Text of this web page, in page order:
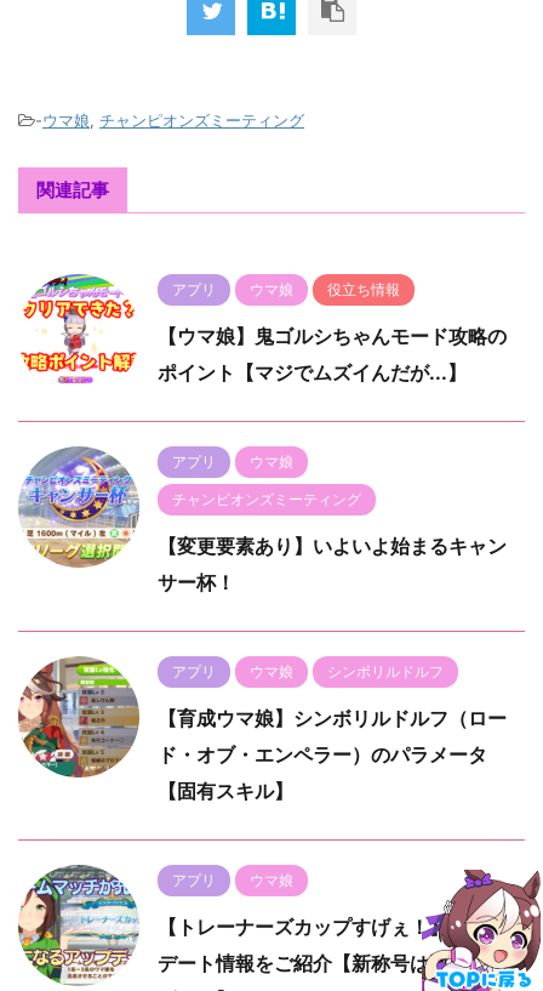
-ウマ娘, チャンピオンズミーティング
関連記事
アプリ ウマ娘 役立ち情報
【ウマ娘】鬼ゴルシちゃんモード攻略の
ポイント【マジでムズイんだが...】
アプリ ウマ娘
チャンピオンズミーティング
【変更要素あり】いよいよ始まるキャン
サー杯！
アプリ ウマ娘 シンボリルドルフ
【育成ウマ娘】シンボリルドルフ（ロー
ド・オブ・エンペラー）のパラメータ
【固有スキル】
アプリ ウマ娘
【トレーナーズカップすげぇ！】アップ
デート情報をご紹介【新称号は激ム